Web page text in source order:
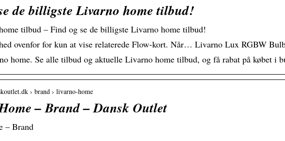
de billigste Livarno home tilbud!
tilbud – Find og se de billigste Livarno home tilbud!
ovenfor for kun at vise relaterede Flow-kort. Når… Livarno Lux RGBW
home. Se alle tilbud og aktuelle Livarno home tilbud, og få rabat på købet i
› brand › livarno-home
– Brand – Dansk Outlet
– Brand